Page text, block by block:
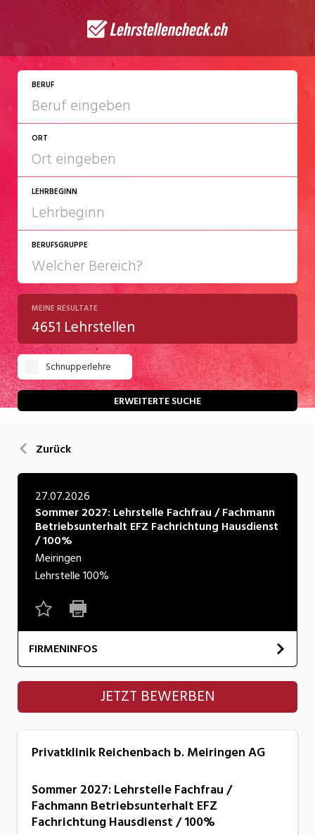
BERUF
ORT
LEHRBEGINN
2027
2028
BERUFSGRUPPE
Chemie/Pharma
Gastgewerbe
Gesundheit/Pflege/Soziales
Handwerk/Technik
Kultur
Natur
Verkehr/Logistik
Wirtschaft/Verwaltung
MEINE RESULTATE
4651 Lehrstellen
Schnupperlehre
ERWEITERTE SUCHE
Zurück
27.07.2026
Sommer 2027: Lehrstelle Fachfrau / Fachmann
Betriebsunterhalt EFZ Fachrichtung Hausdienst
/ 100%
Meiringen
Lehrstelle100%
FIRMENINFOS
Privatklinik Reichenbach b. Meiringen AG
JETZT BEWERBEN
Privatklinik Reichenbach b. Meiringen AG
Sommer 2027: Lehrstelle Fachfrau /
Fachmann Betriebsunterhalt EFZ
Fachrichtung Hausdienst / 100%